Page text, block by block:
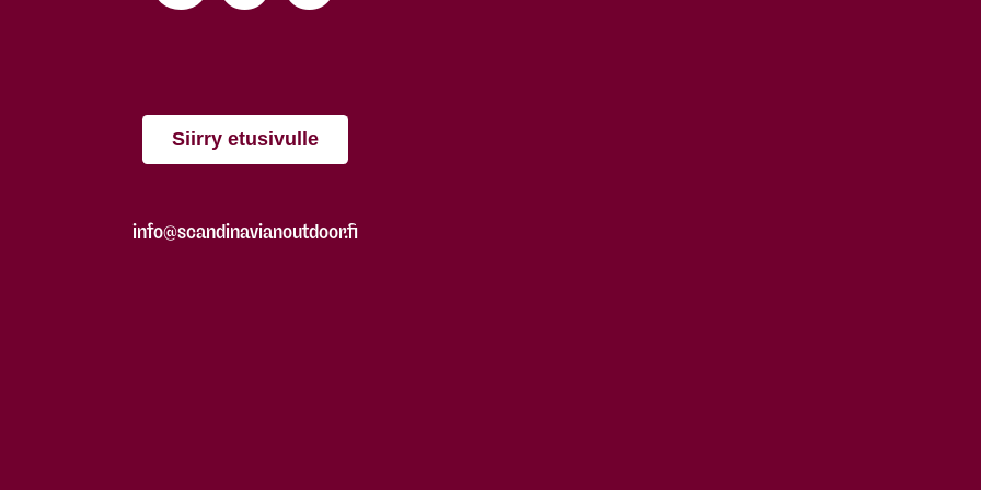
Siirry etusivulle
info@scandinavianoutdoor.fi